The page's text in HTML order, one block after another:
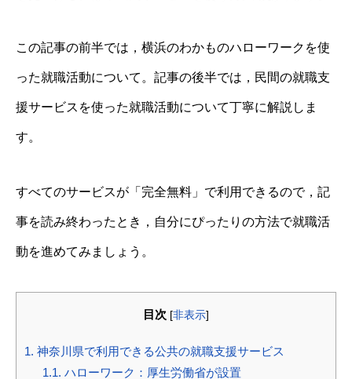
この記事の前半では，横浜のわかものハローワークを使
った就職活動について。記事の後半では，民間の就職支
援サービスを使った就職活動について丁寧に解説しま
す。
すべてのサービスが「完全無料」で利用できるので，記
事を読み終わったとき，自分にぴったりの方法で就職活
動を進めてみましょう。
目次 [非表示]
1. 神奈川県で利用できる公共の就職支援サービス
1.1. ハローワーク：厚生労働省が設置